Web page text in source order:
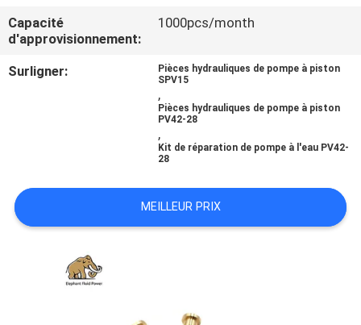
CONTACTEZ-
NOUS
PLAN
DU
Capacité
d'approvisionnement:
1000pcs/month
Surligner:
Pièces hydrauliques de pompe à piston
SPV15
,
Pièces hydrauliques de pompe à piston
PV42-28
,
Kit de réparation de pompe à l'eau PV42-
28
MEILLEUR PRIX